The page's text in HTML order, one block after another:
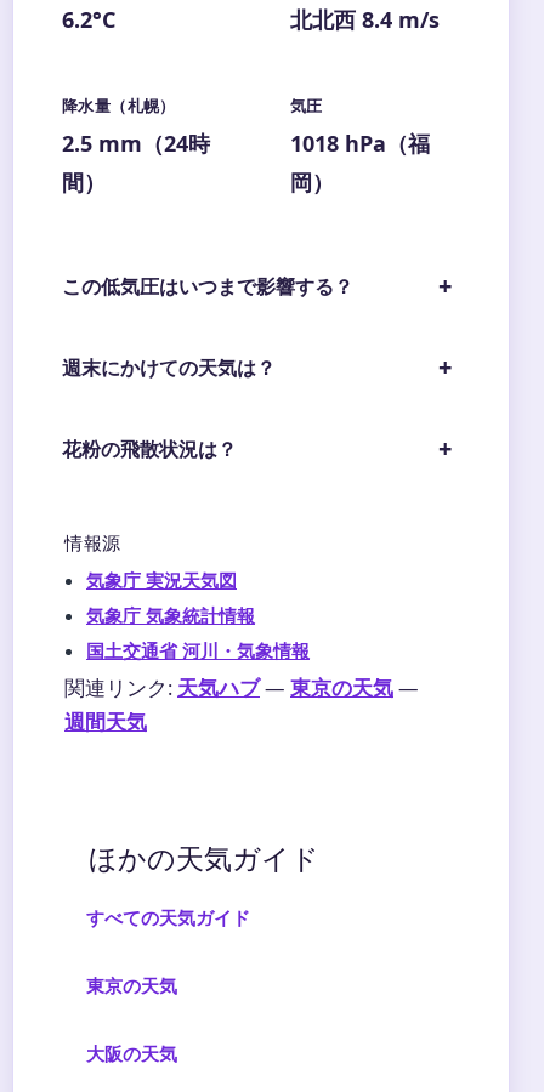
6.2°C 北北西 8.4 m/s
降水量（札幌）
2.5 mm（24時
間）
気圧
1018 hPa（福
岡）
この低気圧はいつまで影響する？
週末にかけての天気は？
花粉の飛散状況は？
情報源
気象庁 実況天気図
気象庁 気象統計情報
国土交通省 河川・気象情報
関連リンク: 天気ハブ— 東京の天気—
週間天気
ほかの天気ガイド
すべての天気ガイド
東京の天気
大阪の天気